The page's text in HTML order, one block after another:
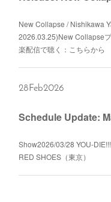
New Collapse / Nishikawa
2026.03.25)New Collapse
楽配信で聴く：こちらから
28Feb2026
Schedule Update:
Show2026/03/28 YOU-
RED SHOES（東京）